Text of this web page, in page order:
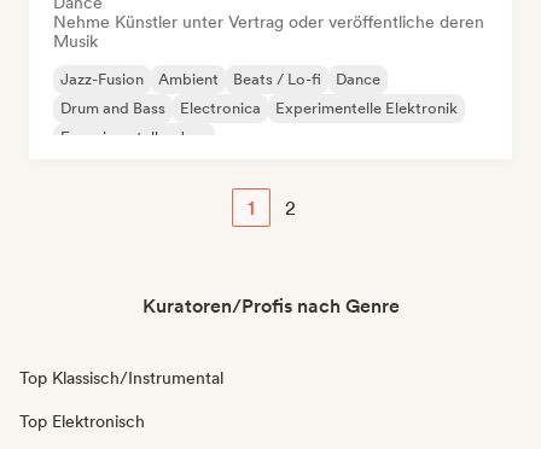
Nehme Künstler unter Vertrag oder veröffentliche deren
Musik
Jazz-Fusion Ambient Beats / Lo-fi
Dance
Drum and Bass
Electronica
Experimentelle Elektronik
Experimenteller Jazz
1 2
Kuratoren/Profis nach Genre
Top Klassisch/Instrumental
Top Elektronisch